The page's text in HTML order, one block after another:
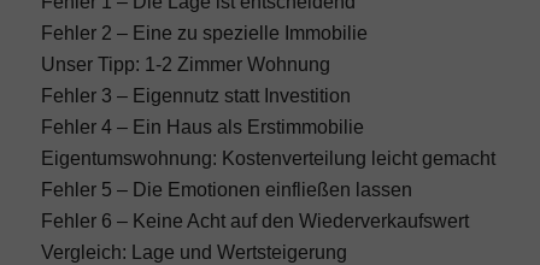
Fehler 2 – Eine zu spezielle Immobilie
Unser Tipp: 1-2 Zimmer Wohnung
Fehler 3 – Eigennutz statt Investition
Fehler 4 – Ein Haus als Erstimmobilie
Eigentumswohnung: Kostenverteilung leicht gemacht
Fehler 5 – Die Emotionen einfließen lassen
Fehler 6 – Keine Acht auf den Wiederverkaufswert
Vergleich: Lage und Wertsteigerung